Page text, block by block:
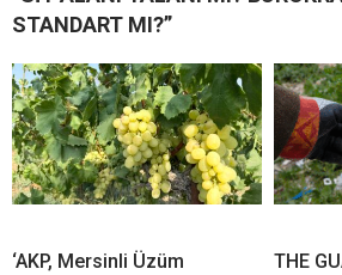
STANDART MI?”
‘AKP, Mersinli Üzüm
THE